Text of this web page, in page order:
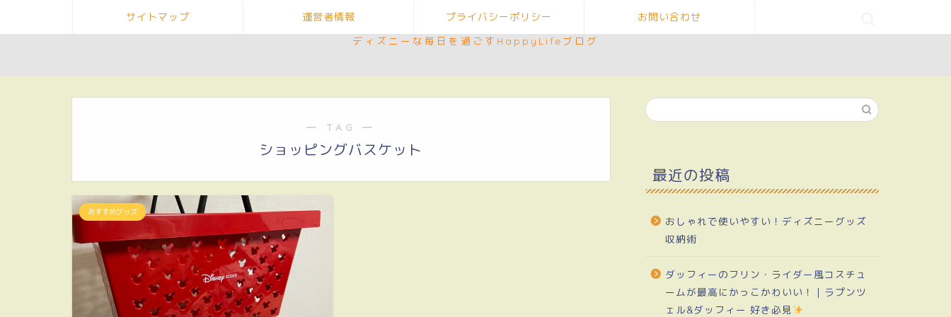
サイトマップ 運営者情報 プライバシーポリシー お問い合わせ
ディズニーな毎日を過ごすHappyLifeブログ
― TAG ―
ショッピングバスケット
おすすめグッズ
最近の投稿
おしゃれで使いやすい！ディズニーグッズ
収納術
ダッフィーのフリン・ライダー風コスチュ
ームが最高にかっこかわいい！｜ラプンツ
ェル&ダッフィー 好き必見